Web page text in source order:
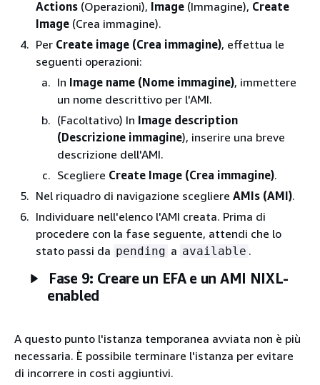
Actions (Operazioni), Image (Immagine), Create
Image (Crea immagine).
Per Create image (Crea immagine), effettua le
seguenti operazioni:
In Image name (Nome immagine), immettere
un nome descrittivo per l'AMI.
(Facoltativo) In Image description
(Descrizione immagine), inserire una breve
descrizione dell'AMI.
Scegliere Create Image (Crea immagine).
Nel riquadro di navigazione scegliere AMIs (AMI).
Individuare nell'elenco l'AMI creata. Prima di
procedere con la fase seguente, attendi che lo
stato passi da pending a available .
Fase 9: Creare un EFA e un AMI NIXL-
enabled
A questo punto l'istanza temporanea avviata non è più
necessaria. È possibile terminare l'istanza per evitare
di incorrere in costi aggiuntivi.